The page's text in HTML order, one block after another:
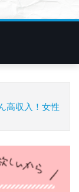
高収入！女性